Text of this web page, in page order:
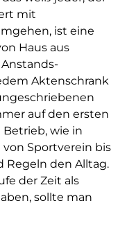
mit
ist eine
Haus aus
Aktenschrank
auf den ersten
wie in
von Sportverein bis
Regeln den Alltag.
der Zeit als
sollte man